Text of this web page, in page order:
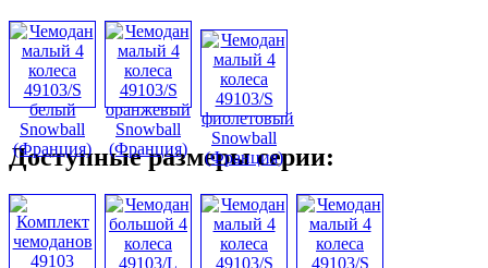
Доступные размеры серии: